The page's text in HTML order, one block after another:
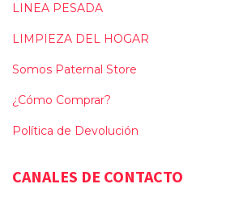
LINEA PESADA
LIMPIEZA DEL HOGAR
Somos Paternal Store
¿Cómo Comprar?
Política de Devolución
CANALES DE CONTACTO